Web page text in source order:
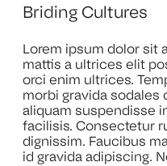
Briding Cultures
Lorem ipsum dolor sit
mattis a ultrices elit
orci enim ultrices.
morbi gravida sodales
aliquam suspendisse
facilisis. Consectetur
dignissim. Faucibus
id gravida adipiscing.